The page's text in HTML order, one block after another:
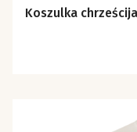
Koszulka